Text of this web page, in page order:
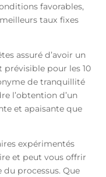
favorables,
taux fixes
assuré d’avoir un
pour les 10
de tranquillité
l’obtention d’un
et apaisante que
expérimentés
et peut vous offrir
du processus. Que